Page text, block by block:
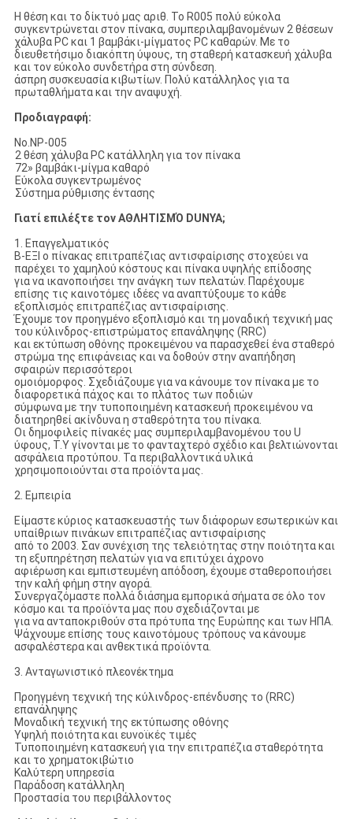
Η θέση και το δίκτυό μας αριθ. Το R005 πολύ εύκολα
συγκεντρώνεται στον πίνακα, συμπεριλαμβανομένων 2 θέσεων
χάλυβα PC και 1 βαμβάκι-μίγματος PC καθαρών. Με το
διευθετήσιμο διακόπτη ύψους, τη σταθερή κατασκευή χάλυβα
και τον εύκολο συνδετήρα στη σύνδεση.
άσπρη συσκευασία κιβωτίων. Πολύ κατάλληλος για τα
πρωταθλήματα και την αναψυχή.
Προδιαγραφή:
No.NP-005
2 θέση χάλυβα PC κατάλληλη για τον πίνακα
72» βαμβάκι-μίγμα καθαρό
Εύκολα συγκεντρωμένος
Σύστημα ρύθμισης έντασης
Γιατί επιλέξτε τον ΑΘΛΗΤΙΣΜΌ DUNYA;
1. Επαγγελματικός
Β-ΕΞΙ ο πίνακας επιτραπέζιας αντισφαίρισης στοχεύει να
παρέχει το χαμηλού κόστους και πίνακα υψηλής επίδοσης
για να ικανοποιήσει την ανάγκη των πελατών. Παρέχουμε
επίσης τις καινοτόμες ιδέες να αναπτύξουμε το κάθε
εξοπλισμός επιτραπέζιας αντισφαίρισης.
Έχουμε τον προηγμένο εξοπλισμό και τη μοναδική τεχνική μας
του κύλινδρος-επιστρώματος επανάληψης (RRC)
και εκτύπωση οθόνης προκειμένου να παρασχεθεί ένα σταθερό
στρώμα της επιφάνειας και να δοθούν στην αναπήδηση
σφαιρών περισσότεροι
ομοιόμορφος. Σχεδιάζουμε για να κάνουμε τον πίνακα με το
διαφορετικά πάχος και το πλάτος των ποδιών
σύμφωνα με την τυποποιημένη κατασκευή προκειμένου να
διατηρηθεί ακίνδυνα η σταθερότητα του πίνακα.
Οι δημοφιλείς πίνακές μας συμπεριλαμβανομένου του U
ύφους, T.Y γίνονται με το φανταχτερό σχέδιο και βελτιώνονται
ασφάλεια προτύπου. Τα περιβαλλοντικά υλικά
χρησιμοποιούνται στα προϊόντα μας.
2. Εμπειρία
Είμαστε κύριος κατασκευαστής των διάφορων εσωτερικών και
υπαίθριων πινάκων επιτραπέζιας αντισφαίρισης
από το 2003. Σαν συνέχιση της τελειότητας στην ποιότητα και
τη εξυπηρέτηση πελατών για να επιτύχει άχρονο
αφιέρωση και εμπιστευμένη απόδοση, έχουμε σταθεροποιήσει
την καλή φήμη στην αγορά.
Συνεργαζόμαστε πολλά διάσημα εμπορικά σήματα σε όλο τον
κόσμο και τα προϊόντα μας που σχεδιάζονται με
για να ανταποκριθούν στα πρότυπα της Ευρώπης και των ΗΠΑ.
Ψάχνουμε επίσης τους καινοτόμους τρόπους να κάνουμε
ασφαλέστερα και ανθεκτικά προϊόντα.
3. Ανταγωνιστικό πλεονέκτημα
Προηγμένη τεχνική της κύλινδρος-επένδυσης το (RRC)
επανάληψης
Μοναδική τεχνική της εκτύπωσης οθόνης
Υψηλή ποιότητα και ευνοϊκές τιμές
Τυποποιημένη κατασκευή για την επιτραπέζια σταθερότητα
και το χρηματοκιβώτιο
Καλύτερη υπηρεσία
Παράδοση κατάλληλη
Προστασία του περιβάλλοντος